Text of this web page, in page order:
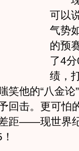
可以
气势
的预
了4
绩，
笑他的“八金论
回击。更可怕
距——现世界